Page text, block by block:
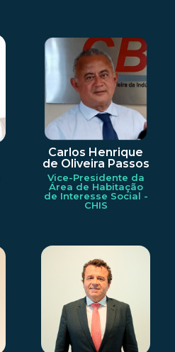
Carlos Henrique
de Oliveira Passos
Vice-Presidente da
Área de Habitação
de Interesse Social -
CHIS